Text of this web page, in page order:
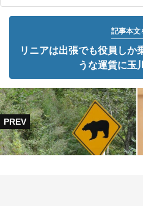
記事本文
リニアは出張でも役員し
うな運賃に玉